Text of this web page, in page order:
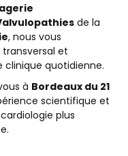
de la
, nous vous
et
quotidienne.
à Bordeaux du 21
scientifique et
plus